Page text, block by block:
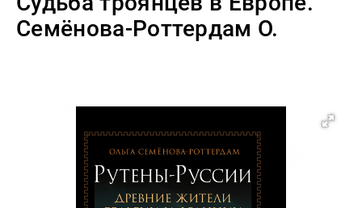
Семёнова-Роттердам О.
приключения
Тайное и
непознанное